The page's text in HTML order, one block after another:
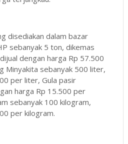
disediakan dalam bazar
sebanyak 5 ton, dikemas
dengan harga Rp 57.500
Minyakita sebanyak 500 liter,
per liter, Gula pasir
harga Rp 15.500 per
sebanyak 100 kilogram,
per kilogram.